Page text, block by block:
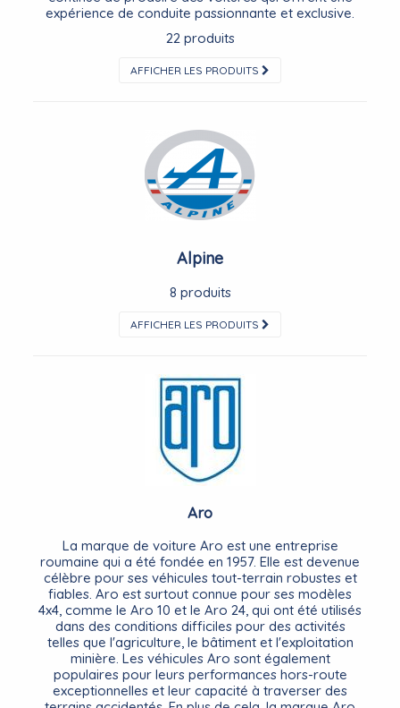
expérience de conduite passionnante et exclusive.
22 produits
AFFICHER LES PRODUITS
Alpine
8 produits
AFFICHER LES PRODUITS
Aro
La marque de voiture Aro est une entreprise
roumaine qui a été fondée en 1957. Elle est devenue
célèbre pour ses véhicules tout-terrain robustes et
fiables. Aro est surtout connue pour ses modèles
4x4, comme le Aro 10 et le Aro 24, qui ont été utilisés
dans des conditions difficiles pour des activités
telles que l'agriculture, le bâtiment et l'exploitation
minière. Les véhicules Aro sont également
populaires pour leurs performances hors-route
exceptionnelles et leur capacité à traverser des